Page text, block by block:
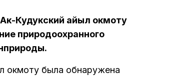
Кудукский айыл окмоту
природоохранного
окмоту была обнаружена